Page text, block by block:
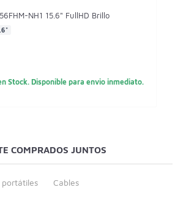
NH1 15.6" FullHD Brillo
Stock. Disponible para envio inmediato.
COMPRADOS JUNTOS
portátiles Cables